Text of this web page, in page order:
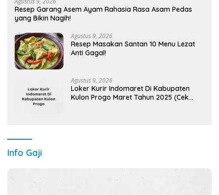
Resep Garang Asem Ayam Rahasia Rasa Asam Pedas
yang Bikin Nagih!
Agustus 9, 2026
Resep Masakan Santan 10 Menu Lezat
Anti Gagal!
Agustus 9, 2026
Loker Kurir Indomaret Di Kabupaten
Kulon Progo Maret Tahun 2025 (Cek
Info Gaji